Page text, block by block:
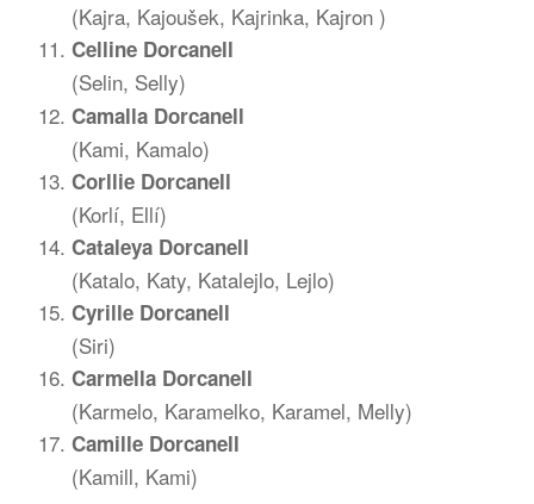
(Kajra, Kajoušek, Kajrinka, Kajron )
Celline Dorcanell
(Selin, Selly)
Camalla Dorcanell
(Kami, Kamalo)
Corllie Dorcanell
(Korlí, Ellí)
Cataleya Dorcanell
(Katalo, Katy, Katalejlo, Lejlo)
Cyrille Dorcanell
(Siri)
Carmella Dorcanell
(Karmelo, Karamelko, Karamel, Melly)
Camille Dorcanell
(Kamill, Kami)